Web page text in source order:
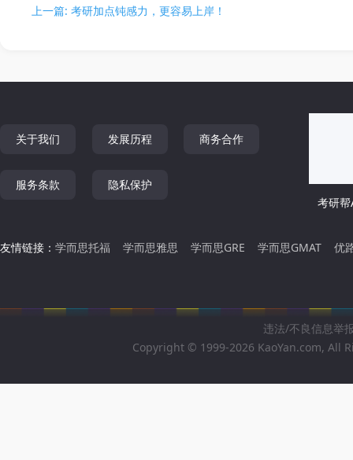
上一篇: 考研加点钝感力，更容易上岸！
关于我们 发展历程 商务合作
服务条款
隐私保护
考研帮
友情链接： 学而思托福 学而思雅思 学而思GRE 学而思GMAT 优
违法/不良信息举
Copyright © 1999-2026 KaoYan.com, All